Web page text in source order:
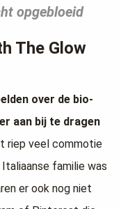
opgebloeid
The Glow
over de bio-
aan bij te dragen
riep veel commotie
familie was
er ook nog niet